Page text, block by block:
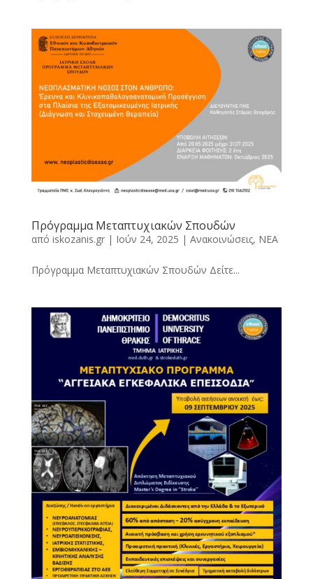
Πρόγραμμα Μεταπτυχιακών Σπουδών
από iskozanis.gr| Ιούν 24, 2025 | Ανακοινώσεις, ΝΕΑ
Πρόγραμμα Μεταπτυχιακών Σπουδών Δείτε...